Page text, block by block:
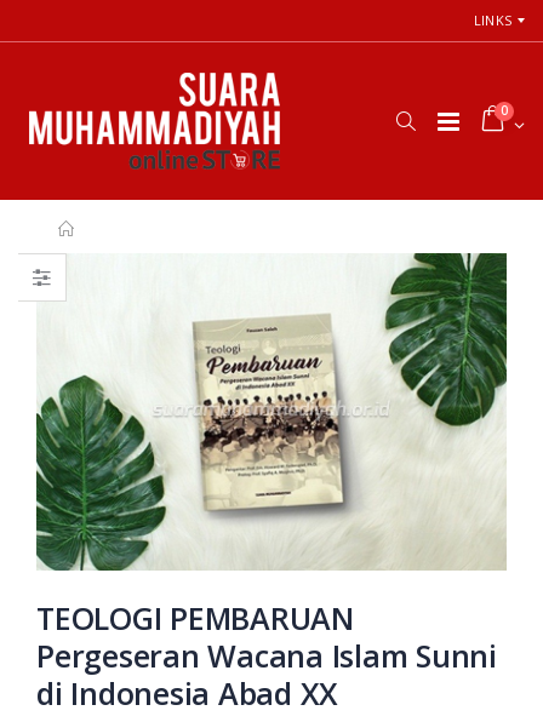
LINKS
0
TEOLOGI PEMBARUAN
Pergeseran Wacana Islam Sunni
di Indonesia Abad XX
Himpunan
Putusan Tarjih
Muhammadiyah
Rp. 31.000
Himpunan
Putusan Tarjih
Muhammadiyah
Rp. 130.000
Himpunan
Putusan Tarjih
66 Jalan Menuju
Cinta Ilahi
Menemukan
Tuhan dalam
Luka, Cinta, dan
Sehari-hari
Rp. 0
Amanah dan
Memoar
Kepemimpinan
Universitas
Muhammadiyah